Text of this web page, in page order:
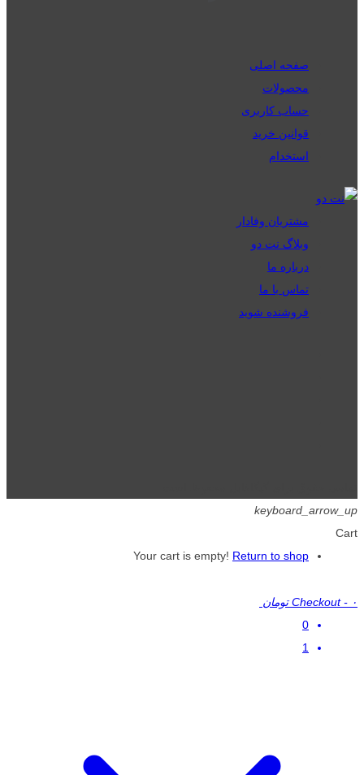
صفحه اصلی
محصولات
حساب کاربری
قوانین خرید
استخدام
مشتریان وفادار
وبلاگ نت دو
درباره ما
تماس با ما
فروشنده شوید
keyboard_arrow_up
Cart
Your cart is empty! Return to shop
Checkout - ۰ تومان
0
1